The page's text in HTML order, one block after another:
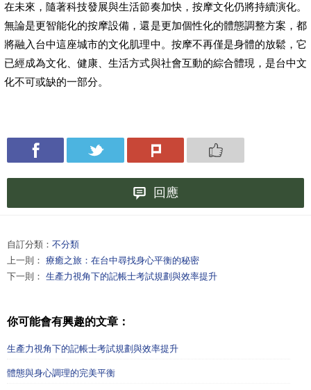
在未來，隨著科技發展與生活節奏加快，按摩文化仍將持續演化。
無論是更智能化的按摩設備，還是更加個性化的體態調整方案，都
將融入台中這座城市的文化肌理中。按摩不再僅是身體的放鬆，它
已經成為文化、健康、生活方式與社會互動的綜合體現，是台中文
化不可或缺的一部分。
回應
自訂分類： 不分類
上一則： 療癒之旅：在台中尋找身心平衡的秘密
下一則： 生產力視角下的記帳士考試規劃與效率提升
你可能會有興趣的文章：
生產力視角下的記帳士考試規劃與效率提升
體態與身心調理的完美平衡